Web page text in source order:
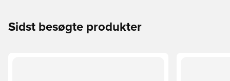
Sidst besøgte produkter